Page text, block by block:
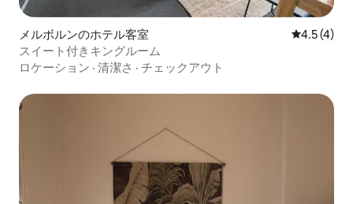
メルボルンのホテル客室 レビュー4
4.5 (4)
スイート付きキングルーム
ロケーション · 清潔さ · チェックアウト